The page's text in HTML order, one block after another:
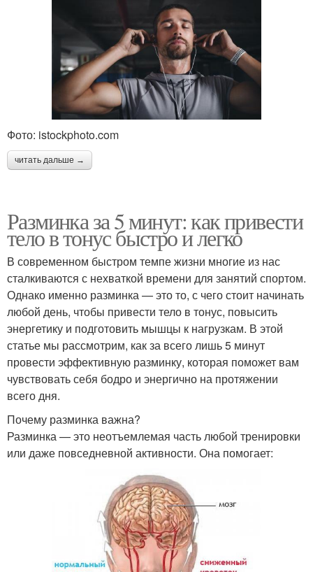
Фото: istockphoto.com
читать дальше →
Разминка за 5 минут: как привести
тело в тонус быстро и легко
В современном быстром темпе жизни многие из нас
сталкиваются с нехваткой времени для занятий спортом.
Однако именно разминка — это то, с чего стоит начинать
любой день, чтобы привести тело в тонус, повысить
энергетику и подготовить мышцы к нагрузкам. В этой
статье мы рассмотрим, как за всего лишь 5 минут
провести эффективную разминку, которая поможет вам
чувствовать себя бодро и энергично на протяжении
всего дня.
Почему разминка важна?
Разминка — это неотъемлемая часть любой тренировки
или даже повседневной активности. Она помогает: